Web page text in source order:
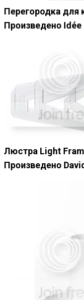
Перегородка для
Произведено Idée
Люстра Light
Произведено